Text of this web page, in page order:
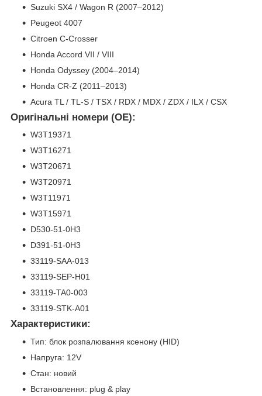
Suzuki SX4 / Wagon R (2007–2012)
Peugeot 4007
Citroen C-Crosser
Honda Accord VII / VIII
Honda Odyssey (2004–2014)
Honda CR-Z (2011–2013)
Acura TL / TL-S / TSX / RDX / MDX / ZDX / ILX / CSX
Оригінальні номери (OE):
W3T19371
W3T16271
W3T20671
W3T20971
W3T11971
W3T15971
D530-51-0H3
D391-51-0H3
33119-SAA-013
33119-SEP-H01
33119-TA0-003
33119-STK-A01
Характеристики:
Тип: блок розпалювання ксенону (HID)
Напруга: 12V
Стан: новий
Встановлення: plug & play